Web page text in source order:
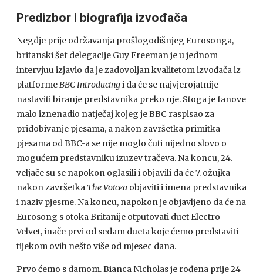
Predizbor i biografija izvođača
Negdje prije održavanja prošlogodišnjeg Eurosonga,
britanski šef delegacije Guy Freeman je u jednom
intervjuu izjavio da je zadovoljan kvalitetom izvođača iz
platforme BBC Introducingi da će se najvjerojatnije
nastaviti biranje predstavnika preko nje. Stoga je fanove
malo iznenadio natječaj kojeg je BBC raspisao za
pridobivanje pjesama, a nakon završetka primitka
pjesama od BBC-a se nije moglo čuti nijedno slovo o
mogućem predstavniku izuzev tračeva. Na koncu, 24.
veljače su se napokon oglasili i objavili da će 7. ožujka
nakon završetka The Voicea objaviti i imena predstavnika
i naziv pjesme. Na koncu, napokon je objavljeno da će na
Eurosong s otoka Britanije otputovati duet Electro
Velvet, inače prvi od sedam dueta koje ćemo predstaviti
tijekom ovih nešto više od mjesec dana.
Prvo ćemo s damom. Bianca Nicholas je rođena prije 24